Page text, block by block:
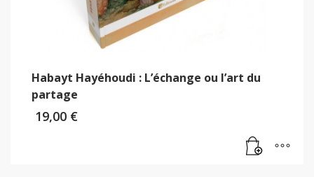
Habayt Hayéhoudi : L’échange ou l’art du
partage
19,00 €